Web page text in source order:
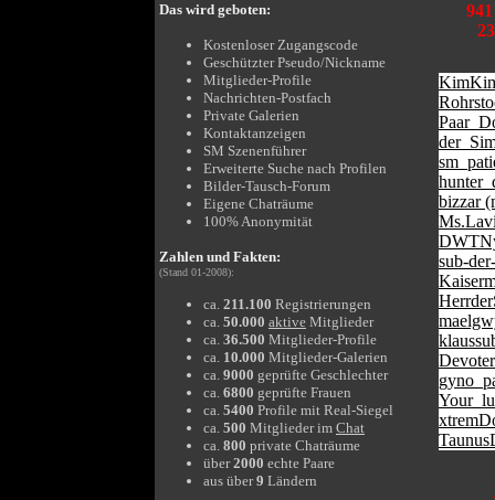
Das wird geboten:
Kostenloser Zugangscode
Geschützter Pseudo/Nickname
Mitglieder-Profile
Nachrichten-Postfach
Private Galerien
Kontaktanzeigen
SM Szenenführer
Erweiterte Suche nach Profilen
Bilder-Tausch-Forum
Eigene Chaträume
100% Anonymität
Zahlen und Fakten:
(Stand 01-2008):
ca. 211.100 Registrierungen
ca. 50.000 aktive Mitglieder
ca. 36.500 Mitglieder-Profile
ca. 10.000 Mitglieder-Galerien
ca. 9000 geprüfte Geschlechter
ca. 6800 geprüfte Frauen
ca. 5400 Profile mit Real-Siegel
ca. 500 Mitglieder im Chat
ca. 800 private Chaträume
über2000 echte Paare
aus über9 Ländern
941
bizzar
sub-